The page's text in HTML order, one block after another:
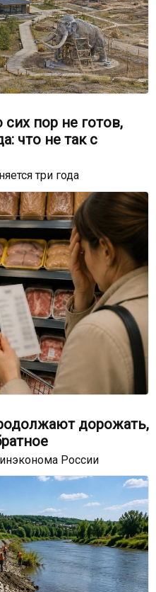
пор не готов,
что не так с
три года
дорожать,
России